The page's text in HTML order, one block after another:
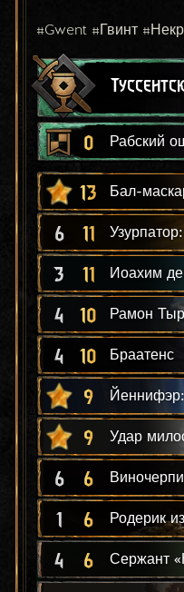
0 Рабский
13 Бал-
6 11
3 11 Иоахим де
4 10 Рамон
4 10 Браатенс
9
9 Удар
6 6
1 6 Родерик
4 6 Сержант
#Gwent #Гвинт